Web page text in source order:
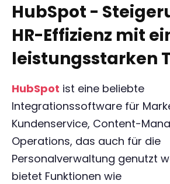
HubSpot -
HR-Effizienz mit
leistungsstarken
HubSpot ist eine beliebte
Integrationssoftware für
Kundenservice, Content-
Operations, das auch für die
Personalverwaltung genutzt
bietet Funktionen wie